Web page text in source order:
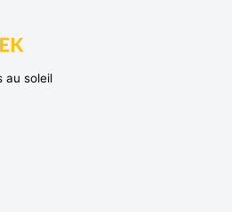
au soleil